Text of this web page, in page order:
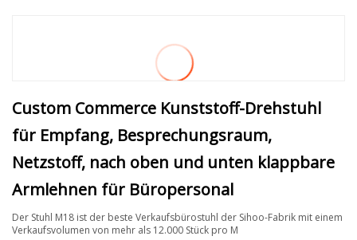
Custom Commerce Kunststoff-Drehstuhl
für Empfang, Besprechungsraum,
Netzstoff, nach oben und unten klappbare
Armlehnen für Büropersonal
Der Stuhl M18 ist der beste Verkaufsbürostuhl der Sihoo-Fabrik mit einem
Verkaufsvolumen von mehr als 12.000 Stück pro M